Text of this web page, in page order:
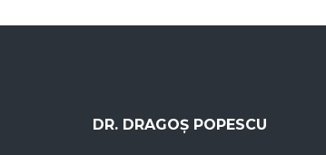
DR. DRAGOȘ POPESCU